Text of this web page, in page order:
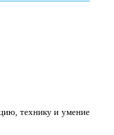
технику и умение